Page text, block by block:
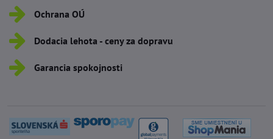
Ochrana OÚ
Dodacia lehota - ceny za dopravu
Garancia spokojnosti